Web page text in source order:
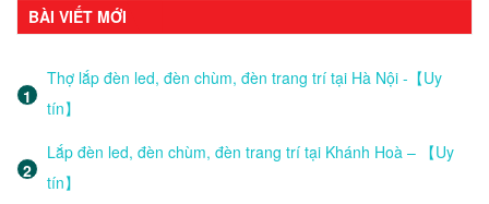
BÀI VIẾT MỚI
Thợ lắp đèn led, đèn chùm, đèn trang trí tại Hà Nội -【Uy
tín】
Lắp đèn led, đèn chùm, đèn trang trí tại Khánh Hoà – 【Uy
tín】